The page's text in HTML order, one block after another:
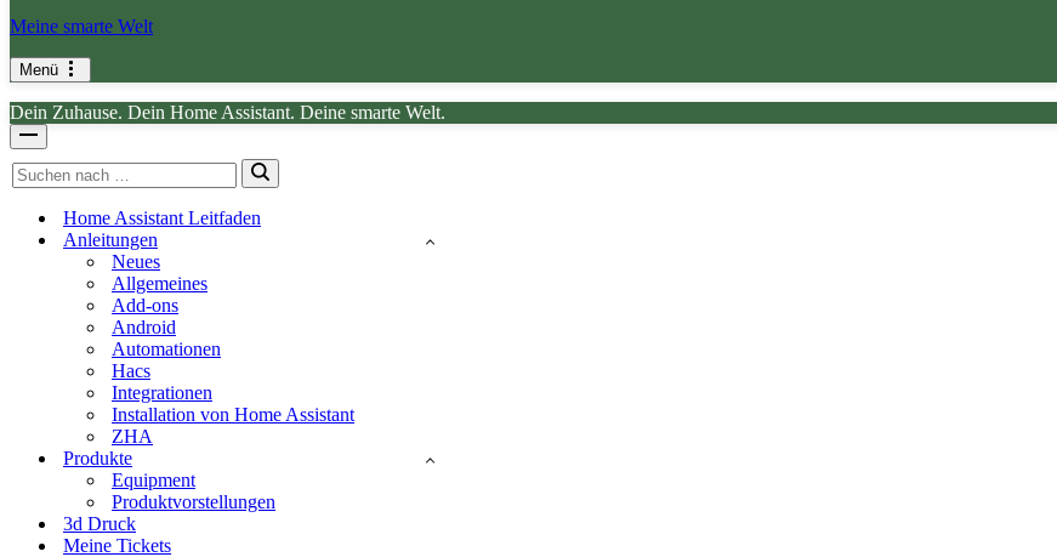
Meine smarte Welt
Menü
Navigationsmenü
Dein Zuhause. Dein Home Assistant. Deine smarte Welt.
Navigationsmenü
Suchen
nach …
Home Assistant Leitfaden
Anleitungen
Neues
Allgemeines
Add-ons
Android
Automationen
Hacs
Integrationen
Installation von Home Assistant
ZHA
Produkte
Equipment
Produktvorstellungen
3d Druck
Meine Tickets